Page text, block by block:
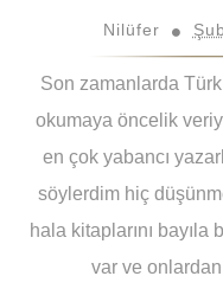
Nilüfer
Son zamanlarda Türk
okumaya öncelik
en çok yabancı
söylerdim hiç
hala kitaplarını bayıla
var ve